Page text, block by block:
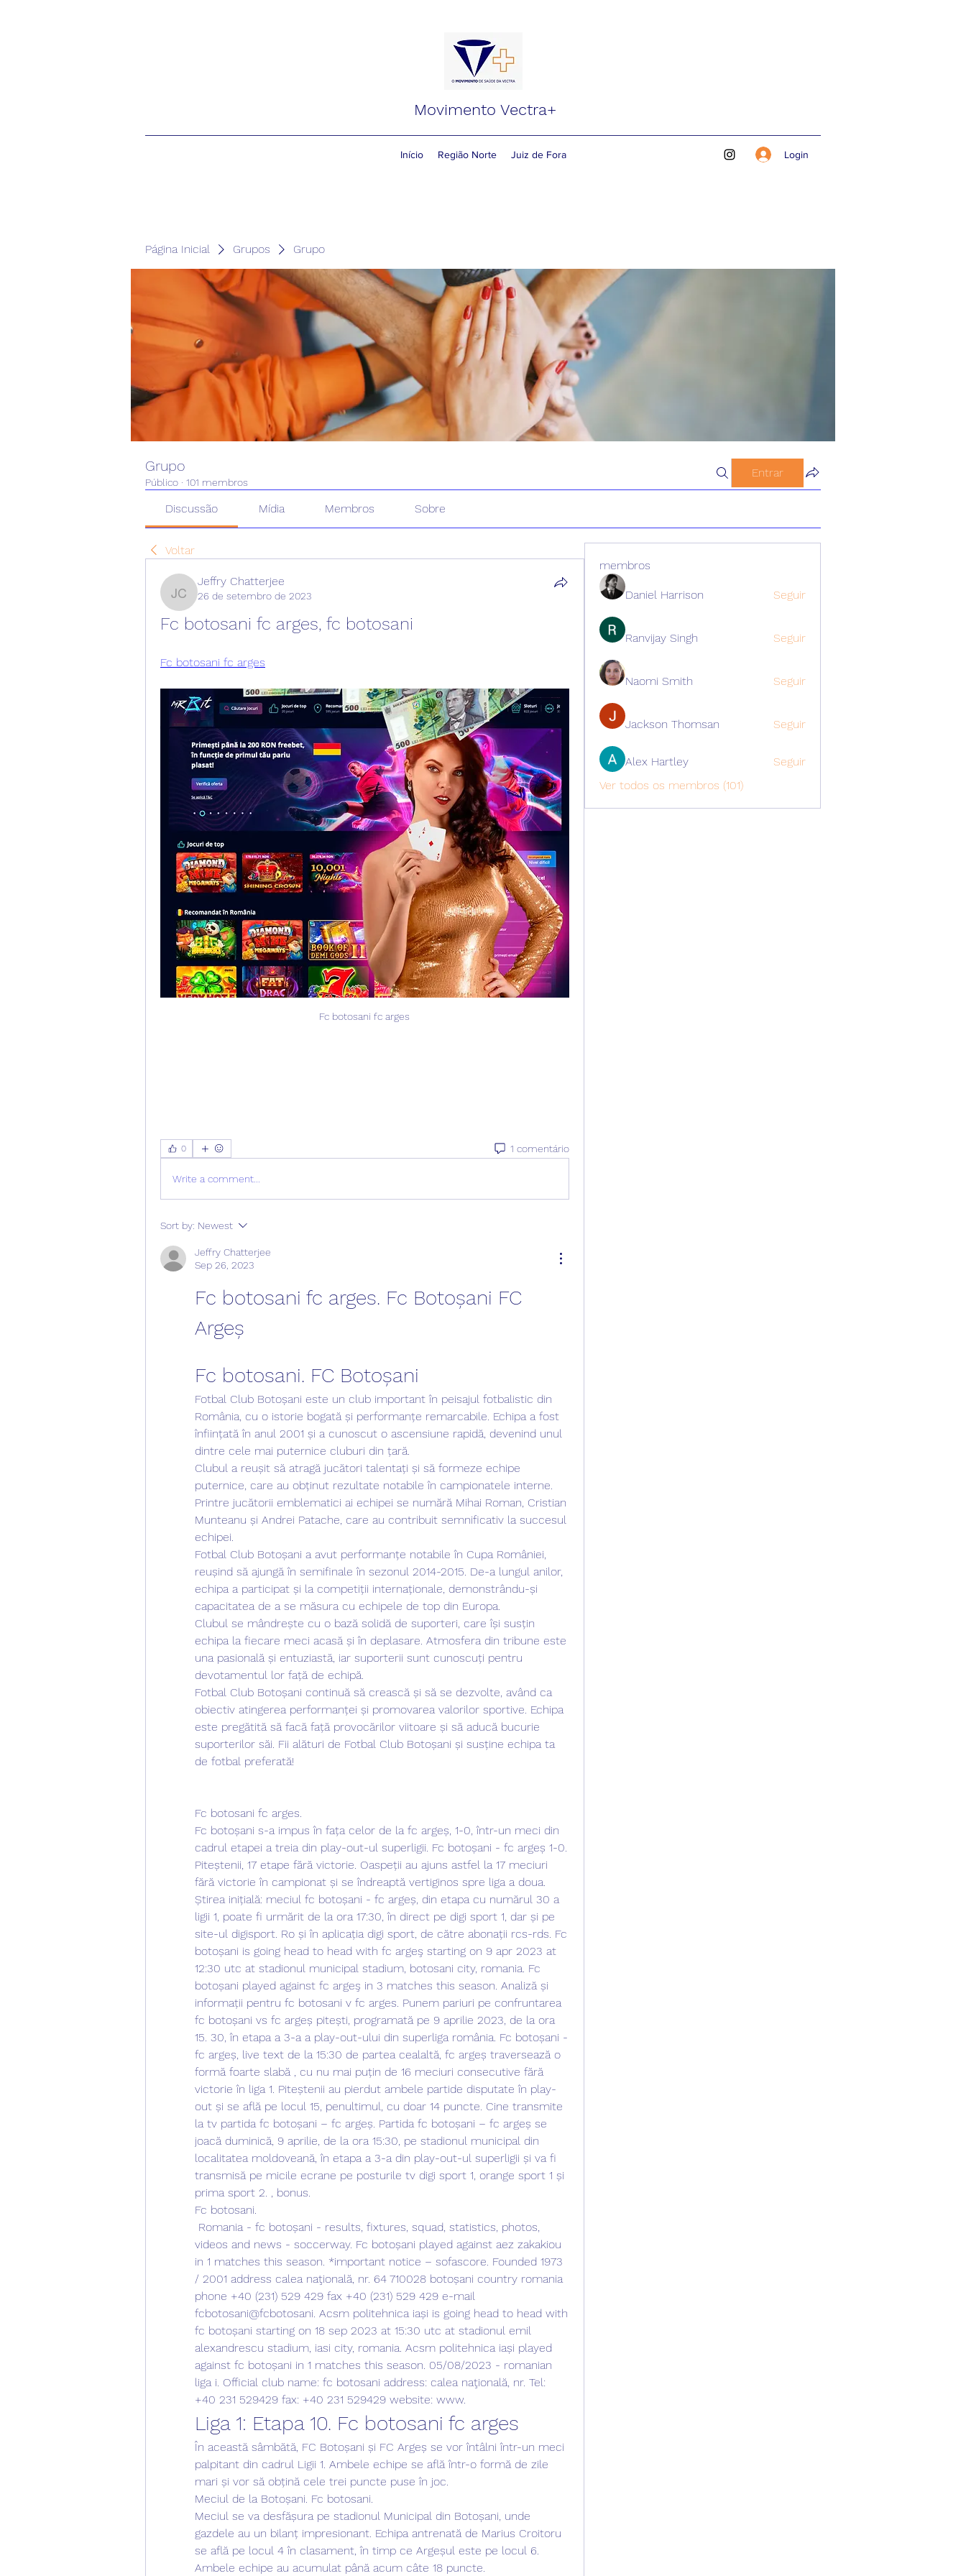
Movimento Vectra+
Início Região Norte Juiz de Fora Login
Página Inicial Grupos Grupo
Grupo
Público · 101 membros
Entrar
Discussão Mídia Membros Sobre
Voltar
Jeffry Chatterjee
Jeffry Chatterjee
26 de setembro de 2023
Fc botosani fc arges, fc botosani
Fc botosani fc arges
Fc botosani fc arges
0 1 comentário
Write a comment...
Sort by: Newest
Jeffry Chatterjee
Sep 26, 2023
Fc botosani fc arges. Fc Botoșani FC
Argeș
Fc botosani. FC Botoșani
Fotbal Club Botoșani este un club important în peisajul fotbalistic din
România, cu o istorie bogată și performanțe remarcabile. Echipa a fost
înființată în anul 2001 și a cunoscut o ascensiune rapidă, devenind unul
dintre cele mai puternice cluburi din țară.
Clubul a reușit să atragă jucători talentați și să formeze echipe
puternice, care au obținut rezultate notabile în campionatele interne.
Printre jucătorii emblematici ai echipei se numără Mihai Roman, Cristian
Munteanu și Andrei Patache, care au contribuit semnificativ la succesul
echipei.
Fotbal Club Botoșani a avut performanțe notabile în Cupa României,
reușind să ajungă în semifinale în sezonul 2014-2015. De-a lungul anilor,
echipa a participat și la competiții internaționale, demonstrându-și
capacitatea de a se măsura cu echipele de top din Europa.
Clubul se mândrește cu o bază solidă de suporteri, care își susțin
echipa la fiecare meci acasă și în deplasare. Atmosfera din tribune este
una pasională și entuziastă, iar suporterii sunt cunoscuți pentru
devotamentul lor față de echipă.
Fotbal Club Botoșani continuă să crească și să se dezvolte, având ca
obiectiv atingerea performanței și promovarea valorilor sportive. Echipa
este pregătită să facă față provocărilor viitoare și să aducă bucurie
suporterilor săi. Fii alături de Fotbal Club Botoșani și susține echipa ta
de fotbal preferată!
Fc botosani fc arges.
Fc botoșani s-a impus în fața celor de la fc argeș, 1-0, într-un meci din
cadrul etapei a treia din play-out-ul superligii. Fc botoșani - fc argeș 1-0.
Piteștenii, 17 etape fără victorie. Oaspeții au ajuns astfel la 17 meciuri
fără victorie în campionat și se îndreaptă vertiginos spre liga a doua.
Știrea inițială: meciul fc botoșani - fc argeș, din etapa cu numărul 30 a
ligii 1, poate fi urmărit de la ora 17:30, în direct pe digi sport 1, dar și pe
site-ul digisport. Ro și în aplicația digi sport, de către abonații rcs-rds. Fc
botoșani is going head to head with fc argeş starting on 9 apr 2023 at
12:30 utc at stadionul municipal stadium, botosani city, romania. Fc
botoșani played against fc argeş in 3 matches this season. Analiză și
informații pentru fc botosani v fc arges. Punem pariuri pe confruntarea
fc botoșani vs fc argeș pitești, programată pe 9 aprilie 2023, de la ora
15. 30, în etapa a 3-a a play-out-ului din superliga românia. Fc botoșani -
fc argeș, live text de la 15:30 de partea cealaltă, fc argeș traversează o
formă foarte slabă , cu nu mai puțin de 16 meciuri consecutive fără
victorie în liga 1. Piteștenii au pierdut ambele partide disputate în play-
out și se află pe locul 15, penultimul, cu doar 14 puncte. Cine transmite
la tv partida fc botoșani – fc argeș. Partida fc botoșani – fc argeș se
joacă duminică, 9 aprilie, de la ora 15:30, pe stadionul municipal din
localitatea moldoveană, în etapa a 3-a din play-out-ul superligii și va fi
transmisă pe micile ecrane pe posturile tv digi sport 1, orange sport 1 și
prima sport 2. , bonus.
Fc botosani.
videos and news - soccerway. Fc botoșani played against aez zakakiou
in 1 matches this season. *important notice – sofascore. Founded 1973
/ 2001 address calea naţională, nr. 64 710028 botoșani country romania
phone +40 (231) 529 429 fax +40 (231) 529 429 e-mail
fcbotosani@fcbotosani. Acsm politehnica iași is going head to head with
fc botoșani starting on 18 sep 2023 at 15:30 utc at stadionul emil
alexandrescu stadium, iasi city, romania. Acsm politehnica iași played
against fc botoșani in 1 matches this season. 05/08/2023 - romanian
liga i. Official club name: fc botosani address: calea naţională, nr. Tel:
+40 231 529429 fax: +40 231 529429 website: www.
Liga 1: Etapa 10. Fc botosani fc arges
În această sâmbătă, FC Botoșani și FC Argeș se vor întâlni într-un meci
palpitant din cadrul Ligii 1. Ambele echipe se află într-o formă de zile
mari și vor să obțină cele trei puncte puse în joc.
Meciul de la Botoșani. Fc botosani.
Meciul se va desfășura pe stadionul Municipal din Botoșani, unde
gazdele au un bilanț impresionant. Echipa antrenată de Marius Croitoru
se află pe locul 4 în clasament, în timp ce Argeșul este pe locul 6.
Ambele echipe au acumulat până acum câte 18 puncte.
membros
Daniel Harrison Seguir
Ranvijay Singh Seguir
Naomi Smith Seguir
Jackson Thomsan Seguir
Alex Hartley
Seguir
Ver todos os membros (101)